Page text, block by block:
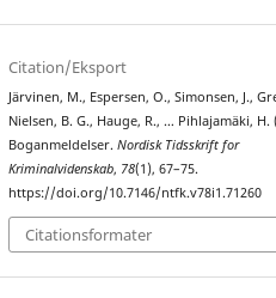
Citation/Eksport
Järvinen, M., Espersen, O., Simonsen, J.,
Nielsen, B. G., Hauge, R., … Pihlajamäki, H.
Boganmeldelser.Nordisk Tidsskrift for
Kriminalvidenskab, 78(1), 67–75.
https://doi.org/10.7146/ntfk.v78i1.71260
Citationsformater